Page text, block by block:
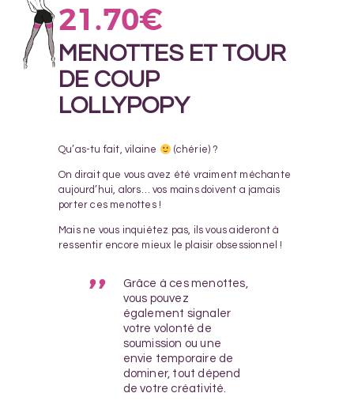
21.70€
MENOTTES ET TOUR
DE COUP
LOLLYPOPY
Qu’as-tu fait, vilaine (chérie) ?
On dirait que vous avez été vraiment méchante
aujourd’hui, alors… vos mains doivent a jamais
porter ces menottes !
Mais ne vous inquiétez pas, ils vous aideront à
ressentir encore mieux le plaisir obsessionnel !
Grâce à ces menottes,
vous pouvez
également signaler
votre volonté de
soumission ou une
envie temporaire de
dominer, tout dépend
de votre créativité.